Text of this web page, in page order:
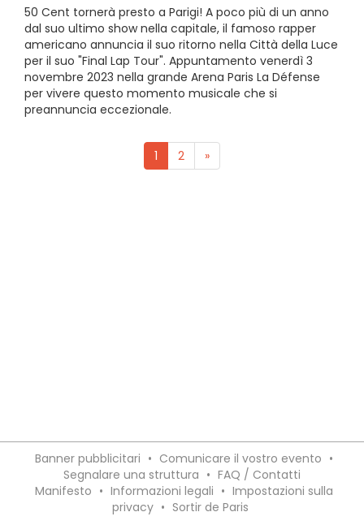
50 Cent tornerà presto a Parigi! A poco più di un anno
dal suo ultimo show nella capitale, il famoso rapper
americano annuncia il suo ritorno nella Città della Luce
per il suo "Final Lap Tour". Appuntamento venerdì 3
novembre 2023 nella grande Arena Paris La Défense
per vivere questo momento musicale che si
preannuncia eccezionale.
1 2 »
Banner pubblicitari • Comunicare il vostro evento •
Segnalare una struttura • FAQ / Contatti
Manifesto • Informazioni legali • Impostazioni sulla
privacy • Sortir de Paris